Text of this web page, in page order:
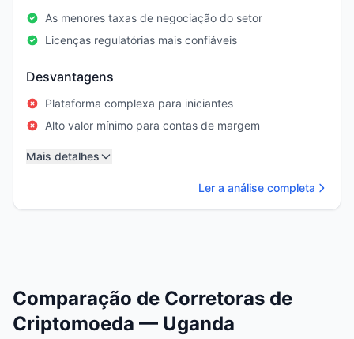
As menores taxas de negociação do setor
Licenças regulatórias mais confiáveis
Desvantagens
Plataforma complexa para iniciantes
Alto valor mínimo para contas de margem
Mais detalhes
Ler a análise completa
Comparação de Corretoras de
Criptomoeda — Uganda